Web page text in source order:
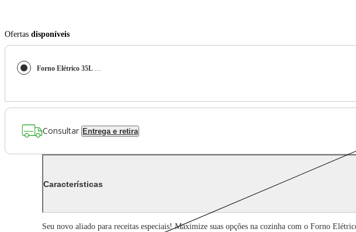
Ofertas disponíveis
Forno Elétrico 35L Britânia BFE35 Dupla Resistência
Consultar Entrega e retira
Características
Seu novo aliado para receitas especiais! Maximize suas opções na cozinha com o Forno